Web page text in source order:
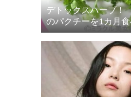
デトックスハーブ
のパクチーを1カ月